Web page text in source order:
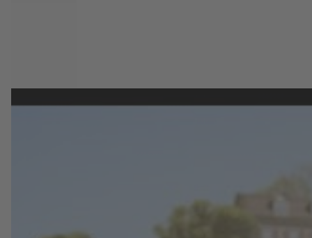
Schutzrand
Dank einer dicken Zinkschicht ist der